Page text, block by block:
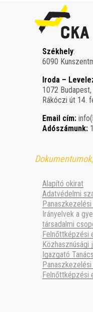
Székhely:
6090
Iroda –
1072 Budapest,
Rákóczi út 14.
Email cím:
Adószámunk:
Alapító okirat
Adatvédelmi
Irányelvek a
társadalmi
Felnőttképzési
Közhasznúsági
Igazgató
Felnőttképzési